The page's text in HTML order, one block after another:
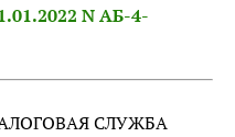
N АБ-4-
СЛУЖБА